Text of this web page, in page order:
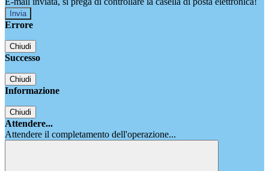
Errore
Chiudi
Successo
Chiudi
Informazione
Chiudi
Attendere...
Attendere il completamento dell'operazione...